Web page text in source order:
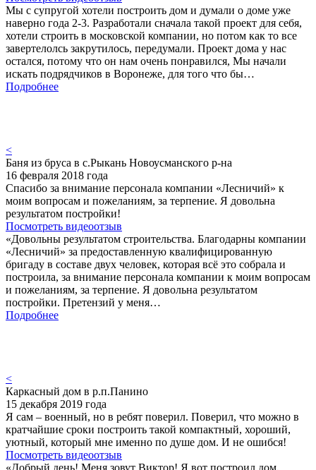
Мы с супругой хотели построить дом и думали о доме уже
наверно года 2-3. Разработали сначала такой проект для себя,
хотели строить в московской компании, но потом как то все
завертелолсь закрутилось, передумали. Проект дома у нас
остался, потому что он нам очень понравился, Мы начали
искать подрядчиков в Воронеже, для того что бы…
Подробнее
<
Баня из бруса в с.Рыкань Новоусманского р-на
16 февраля 2018 года
Спасибо за внимание персонала компании «Лесничий» к
моим вопросам и пожеланиям, за терпение. Я довольна
результатом постройки!
Посмотреть видеоотзыв
«Довольны результатом строительства. Благодарны компании
«Лесничий» за предоставленную квалифицированную
бригаду в составе двух человек, которая всё это собрала и
построила, за внимание персонала компании к моим вопросам
и пожеланиям, за терпение. Я довольна результатом
постройки. Претензий у меня…
Подробнее
<
Каркасный дом в р.п.Панино
15 декабря 2019 года
Я сам – военный, но в ребят поверил. Поверил, что можно в
кратчайшие сроки построить такой компактный, хороший,
уютный, который мне именно по душе дом. И не ошибся!
Посмотреть видеоотзыв
«Добрый день! Меня зовут Виктор! Я вот построил дом,